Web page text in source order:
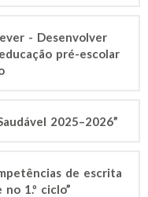
- Desenvolver
pré-escolar
2025–2026”
de escrita
1.º ciclo”